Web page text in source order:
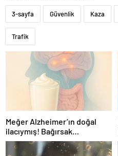
3-sayfa Güvenlik Kaza
Trafik
Meğer Alzheimer’ın doğal
ilacıymış! Bağırsak
iltihaplanmasını önlüyor…